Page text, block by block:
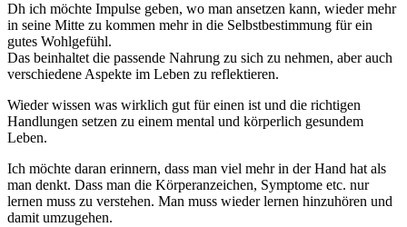
Dh ich möchte Impulse geben, wo man ansetzen kann, wieder mehr
in seine Mitte zu kommen mehr in die Selbstbestimmung für ein
gutes Wohlgefühl.
Das beinhaltet die passende Nahrung zu sich zu nehmen, aber auch
verschiedene Aspekte im Leben zu reflektieren.
Wieder wissen was wirklich gut für einen ist und die richtigen
Handlungen setzen zu einem mental und körperlich gesundem
Leben.
Ich möchte daran erinnern, dass man viel mehr in der Hand hat als
man denkt. Dass man die Körperanzeichen, Symptome etc. nur
lernen muss zu verstehen. Man muss wieder lernen hinzuhören und
damit umzugehen.